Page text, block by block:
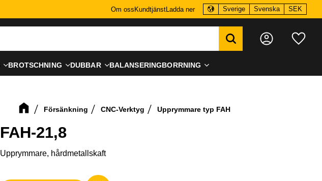
Om oss KundtjänstLadda ner Sverige Svenska SEK
BROTSCHNING DUBBAR BALANSERINGBORRNING
Försänkning CNC-Verktyg Upprymmare typ FAH
FAH-21,8
Upprymmare, hårdmetallskaft